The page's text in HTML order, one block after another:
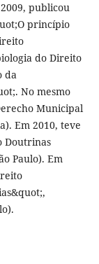
publicou
princípio
do Direito
da
No mesmo
Municipal
Em 2010, teve
Doutrinas
Paulo). Em